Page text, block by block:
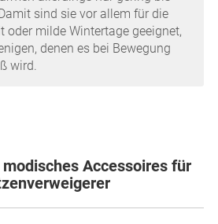
sind sie vor allem für die
oder milde Wintertage geeignet,
denen es bei Bewegung
wird.
Accessoires für